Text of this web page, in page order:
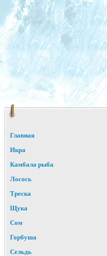
Главная
Икра
Камбала рыба
Лосось
Треска
Щука
Сом
Горбуша
Сельдь